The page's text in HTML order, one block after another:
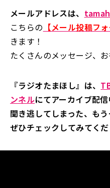
メールアドレスは、
こちらの 【メール投稿フォ
きます！
たくさんのメッセージ、
『ラジオたまほし』は、
ンネルにてアーカイブ配信
聞き逃してしまった、も
ぜひチェックしてみてくだ